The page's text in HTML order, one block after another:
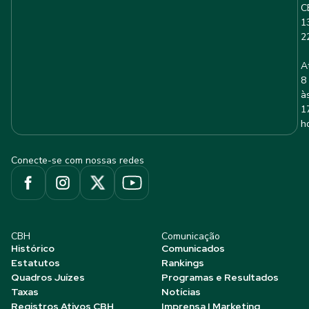
8
Conecte-se com nossas redes
CBH
Histórico
Estatutos
Quadros Juízes
Taxas
Registros Ativos CBH
Comunicação
Comunicados
Rankings
Programas e Resultados
Notícias
Imprensa | Marketing